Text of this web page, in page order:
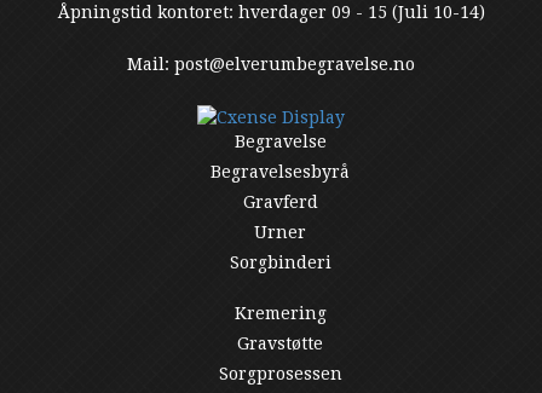
Åpningstid kontoret: hverdager 09 - 15 (Juli 10-14)
Mail: post@elverumbegravelse.no
Begravelse
Begravelsesbyrå
Gravferd
Urner
Sorgbinderi
Kremering
Gravstøtte
Sorgprosessen